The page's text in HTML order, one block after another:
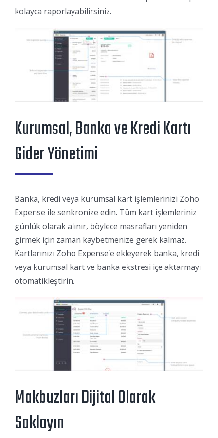
kolayca raporlayabilirsiniz.
Kurumsal, Banka ve Kredi Kartı
Gider Yönetimi
Banka, kredi veya kurumsal kart işlemlerinizi Zoho
Expense ile senkronize edin. Tüm kart işlemleriniz
günlük olarak alınır, böylece masrafları yeniden
girmek için zaman kaybetmenize gerek kalmaz.
Kartlarınızı Zoho Expense’e ekleyerek banka, kredi
veya kurumsal kart ve banka ekstresi içe aktarmayı
otomatikleştirin.
Makbuzları Dijital Olarak
Saklayın